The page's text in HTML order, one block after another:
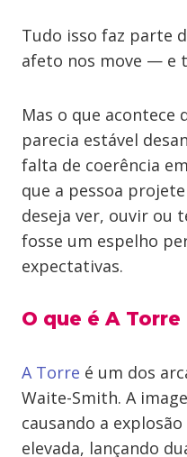
Tudo isso faz parte
afeto nos move — e
Mas o que acontece
parecia estável
falta de coerência
que a pessoa
deseja ver, ouvir ou
fosse um espelho
expectativas.
O que é A
A Torre é um dos
Waite-Smith. A
causando a
elevada, lançando